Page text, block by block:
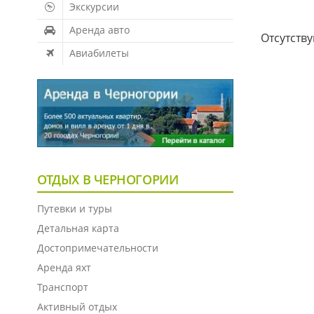
Экскурсии
Аренда авто
Авиабилеты
ОТДЫХ В ЧЕРНОГОРИИ
Путевки и туры
Детальная карта
Достопримечательности
Аренда яхт
Транспорт
Активный отдых